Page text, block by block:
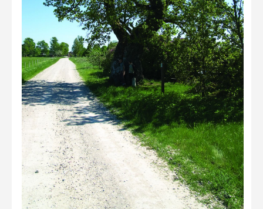
2023 kuvakilpailu lisä
Liikkuvat kuvat 2023
Hiite kuvavõistlus 2022
Hiite kuvavõistlus 2022 lisa
Liikkuvat kuvat 2022
Hiite kuvavõistlus 2021
Liikkuvat kuvat 2021
Hiite kuvavõistlus 2020
Liikkuvat kuvat 2020
Hiite kuvavõistlus 2019